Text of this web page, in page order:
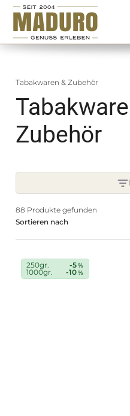
M
a
r
G
Tabakwaren & Zubehör
Zubehör
88 Produkte gefunden
Sortieren nach
250gr. -5 %
1000gr. -10 %
Skip
Maduro